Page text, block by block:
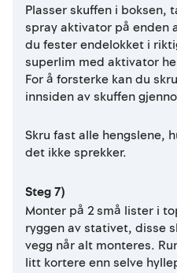
Plasser skuffen i boksen,
spray aktivator på enden
du fester endelokket i
superlim med aktivator
For å forsterke kan du
innsiden av skuffen
Skru fast alle hengslene,
det ikke sprekker.
Steg 7)
Monter på 2 små lister i
ryggen av stativet, disse
vegg når alt monteres.
litt kortere enn selve